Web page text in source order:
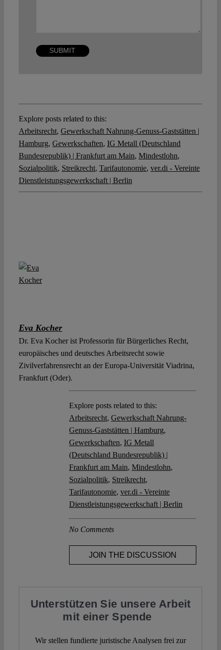
Explore posts related to this:
Arbeitsrecht, Gewerkschaft Nahrung-Genuss-Gaststätten |
Hamburg, Gewerkschaften, IG Metall (Deutschland
Bundesrepublik) | Frankfurt am Main, Mindestlohn,
Sozialpolitik, Streikrecht, Tarifautonomie, ver.di - Vereinte
Dienstleistungsgewerkschaft | Berlin
Eva Kocher
Dr. Eva Kocher ist Professorin für Bürgerliches Recht,
europäisches und deutsches Arbeitsrecht sowie
Zivilverfahrensrecht an der Europa-Universität Viadrina,
Frankfurt (Oder).
Explore posts related to this:
Arbeitsrecht, Gewerkschaft Nahrung-
Genuss-Gaststätten | Hamburg,
Gewerkschaften, IG Metall
(Deutschland Bundesrepublik) |
Frankfurt am Main, Mindestlohn,
Sozialpolitik, Streikrecht,
Tarifautonomie, ver.di - Vereinte
Dienstleistungsgewerkschaft | Berlin
No Comments
JOIN THE DISCUSSION
Unterstützen Sie unsere Arbeit
mit einer Spende
Wir stellen fundierte juristische Analysen frei zur